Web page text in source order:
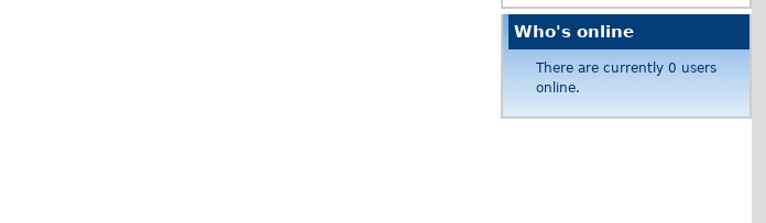
Who's online
There are currently 0 users
online.